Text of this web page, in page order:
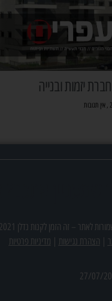
יזמות ובנייה
אין תגובות
לאתר – זה הזמן לקנות נדלן 2021
| הצהרת נגישות | מדיניות פרטיות
27/07/